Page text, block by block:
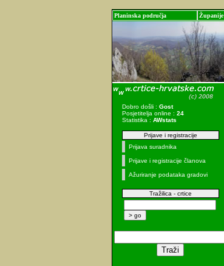
Planinska područja Županije
Dobro došli : Gost
Posjetitelja online : 24
Statistika : AWstats
Prijave i registracije
Prijava suradnika
Prijave i registracije članova
Ažuriranje podataka gradovi
Tražilica - crtice